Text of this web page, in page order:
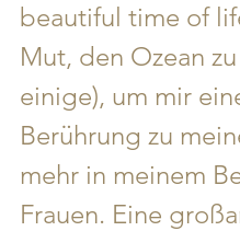
beautiful time of
Mut, den Ozean
einige), um mir
Berührung zu
mehr in meinem
Frauen. Eine